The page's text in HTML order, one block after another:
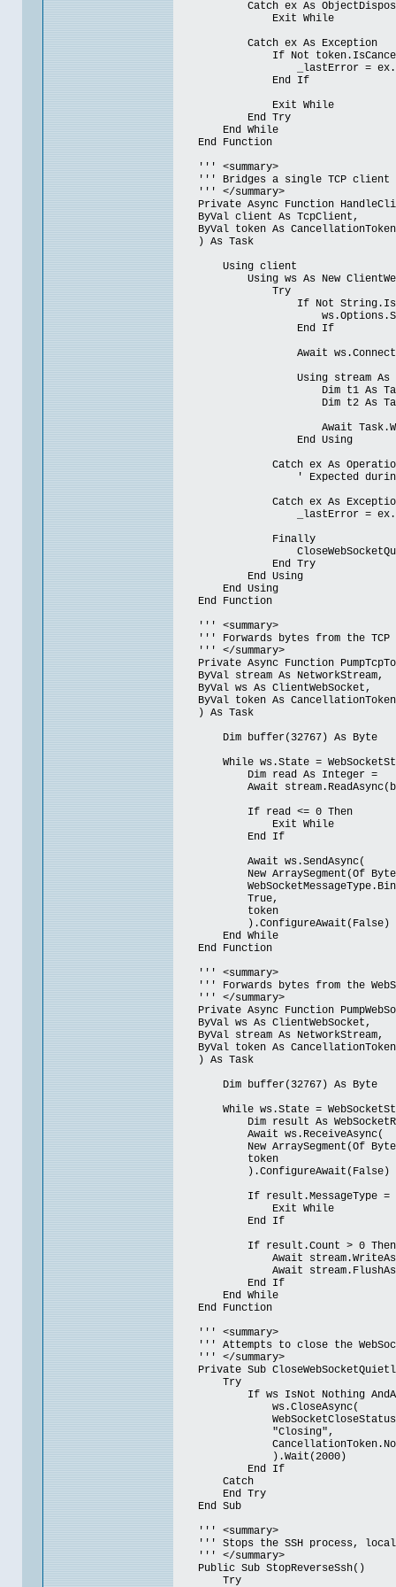
Catch ex As
Exit While
Catch ex As Exception
If Not
_lastError =
End If
Exit While
End Try
End While
End Function
''' <summary>
''' Bridges a single TCP client
''' </summary>
Private Async Function
ByVal client As TcpClient,
ByVal token As CancellationToken
) As Task
Using client
Using ws As New
Try
If Not
End If
Await
Using stream As
Dim t1 As Task =
Dim t2 As Task =
Await
End Using
Catch ex As
' Expected during
Catch ex As
_lastError =
Finally
End Try
End Using
End Using
End Function
''' <summary>
''' Forwards bytes from the TCP
''' </summary>
Private Async Function
ByVal stream As NetworkStream,
ByVal ws As ClientWebSocket,
ByVal token As CancellationToken
) As Task
Dim buffer(32767) As Byte
While ws.State =
Dim read As Integer =
Await
If read <= 0 Then
Exit While
End If
Await ws.SendAsync(
New ArraySegment(Of
True,
token
).ConfigureAwait(False)
End While
End Function
''' <summary>
''' Forwards bytes from the
''' </summary>
Private Async Function
ByVal ws As ClientWebSocket,
ByVal stream As NetworkStream,
ByVal token As CancellationToken
) As Task
Dim buffer(32767) As Byte
While ws.State =
Dim result As
Await ws.ReceiveAsync(
New ArraySegment(Of
token
).ConfigureAwait(False)
If result.MessageType =
Exit While
End If
If result.Count > 0 Then
Await
Await
End If
End While
End Function
''' <summary>
''' Attempts to close the
''' </summary>
Private Sub
Try
If ws IsNot Nothing AndAlso
ws.CloseAsync(
"Closing",
).Wait(2000)
End If
Catch
End Try
End Sub
''' <summary>
''' Stops the SSH process, local
''' </summary>
Public Sub StopReverseSsh()
Try